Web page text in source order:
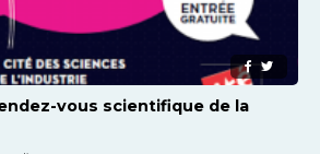
vous scientifique de la